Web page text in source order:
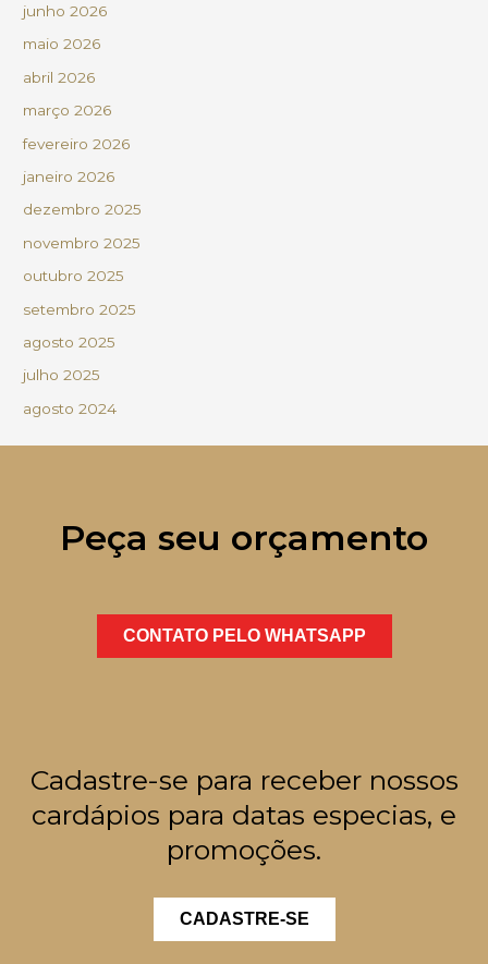
junho 2026
maio 2026
abril 2026
março 2026
fevereiro 2026
janeiro 2026
dezembro 2025
novembro 2025
outubro 2025
setembro 2025
agosto 2025
julho 2025
agosto 2024
Peça seu orçamento
CONTATO PELO WHATSAPP
Cadastre-se para receber nossos
cardápios para datas especias, e
promoções.
CADASTRE-SE